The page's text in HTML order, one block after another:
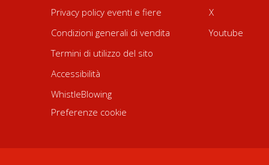
Privacy policy eventi e fiere
Condizioni generali di vendita
Termini di utilizzo del sito
Accessibilità
WhistleBlowing
Preferenze cookie
X
Youtube